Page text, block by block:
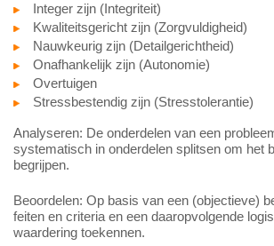
Integer zijn (Integriteit)
Kwaliteitsgericht zijn (Zorgvuldigheid)
Nauwkeurig zijn (Detailgerichtheid)
Onafhankelijk zijn (Autonomie)
Overtuigen
Stressbestendig zijn (Stresstolerantie)
Analyseren: De onderdelen van een
systematisch in onderdelen splitsen om het
begrijpen.
Beoordelen: Op basis van een (objectieve)
feiten en criteria en een daaropvolgende
waardering toekennen.